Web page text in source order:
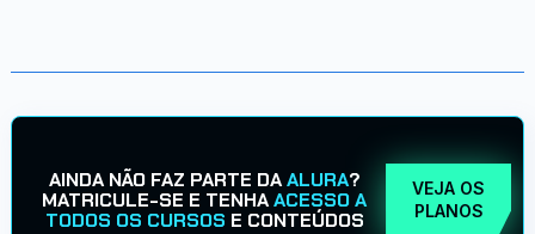
AINDA NÃO FAZ PARTE DAALURA?
MATRICULE-SE E TENHAACESSO A
TODOS OS CURSOS E CONTEÚDOS
VEJA OS
PLANOS